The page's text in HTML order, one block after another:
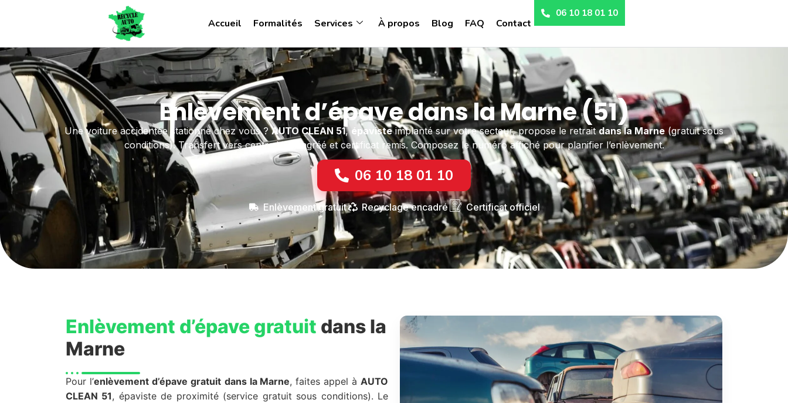
Accueil Formalités Services À propos Blog FAQ Contact
06 10 18 01 10
Enlèvement d’épave dans la Marne (51)
Une voiture accidentée stationne chez vous ?AUTO CLEAN 51,épavisteimplanté sur votre secteur, propose le retraitdans la Marne (gratuit sous
conditions). Transfert vers centre VHU agréé et certificat remis. Composez le numéro affiché pour planifier l’enlèvement.
06 10 18 01 10
Enlèvement gratuit Recyclage encadré Certificat officiel
Enlèvement d’épave gratuit dans la
Marne
Pour l’enlèvement d’épave gratuit dans la Marne, faites appel àAUTO
CLEAN 51, épaviste de proximité (service gratuit sous conditions). Le